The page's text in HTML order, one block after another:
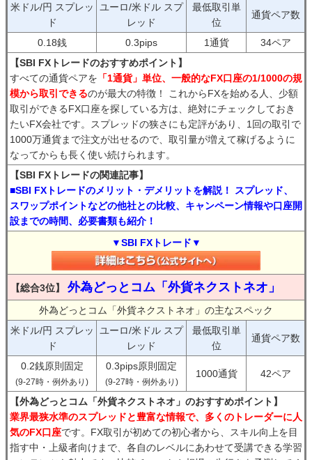
米ドル/円 スプレッ
ド
ユーロ/米ドル スプ
レッド
最低取引単
位
通貨ペア数
0.18銭 0.3pips 1通貨
34ペア
【SBI FXトレードのおすすめポイント】
すべての通貨ペアを 「1通貨」単位、一般的なFX口座の1/1000の規
模から取引できるのが最大の特徴！ これからFXを始める人、少額
取引ができるFX口座を探している方は、絶対にチェックしておき
たいFX会社です。スプレッドの狭さにも定評があり、1回の取引で
1000万通貨まで注文が出せるので、取引量が増えて稼げるように
なってからも長く使い続けられます。
【SBI FXトレードの関連記事】
■SBI FXトレードのメリット・デメリットを解説！ スプレッド、
スワップポイントなどの他社との比較、キャンペーン情報や口座開
設までの時間、必要書類も紹介！
▼SBI FXトレード▼
【総合3位】 外為どっとコム「外貨ネクストネオ」
外為どっとコム「外貨ネクストネオ」の主なスペック
米ドル/円 スプレッ
ド
ユーロ/米ドル スプ
レッド
最低取引単
位
通貨ペア数
0.2銭原則固定
(9-27時・例外あり)
0.3pips原則固定
(9-27時・例外あり)
1000通貨 42ペア
【外為どっとコム「外貨ネクストネオ」のおすすめポイント】
業界最狭水準のスプレッドと豊富な情報で、多くのトレーダーに人
気のFX口座です。FX取引が初めての初心者から、スキル向上を目
指す中・上級者向けまで、各自のレベルにあわせて受講できる学習